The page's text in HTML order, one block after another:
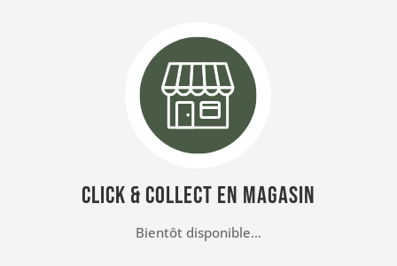
click & collect en magasin
Bientôt disponible…